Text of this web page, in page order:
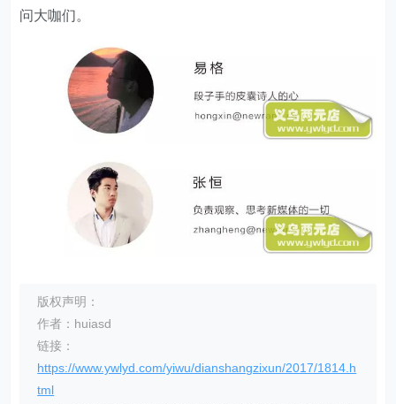
问大咖们。
版权声明：
作者：huiasd
链接：
https://www.ywlyd.com/yiwu/dianshangzixun/2017/1814.h
tml